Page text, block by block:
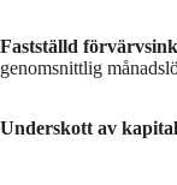
Fastställd
genomsnittlig
Underskott av